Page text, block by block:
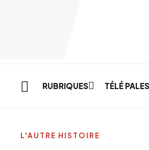
RUBRIQUES TÉLÉ
L'AUTRE HISTOIRE